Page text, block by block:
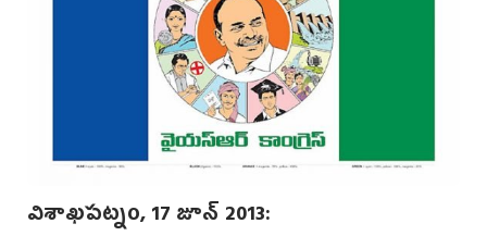
విశాఖపట్నం, 17 జూన్‌ 2013: